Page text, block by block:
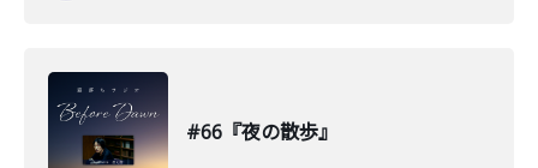
#66『夜の散歩』